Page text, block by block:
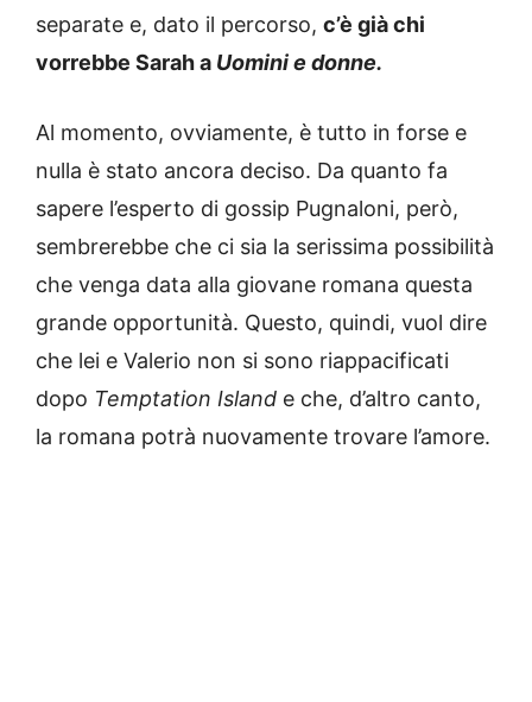
separate e, dato il percorso, c’è già chi
vorrebbe Sarah a Uomini e donne.
Al momento, ovviamente, è tutto in forse e
nulla è stato ancora deciso. Da quanto fa
sapere l’esperto di gossip Pugnaloni, però,
sembrerebbe che ci sia la serissima possibilità
che venga data alla giovane romana questa
grande opportunità. Questo, quindi, vuol dire
che lei e Valerio non si sono riappacificati
dopo Temptation Island e che, d’altro canto,
la romana potrà nuovamente trovare l’amore.